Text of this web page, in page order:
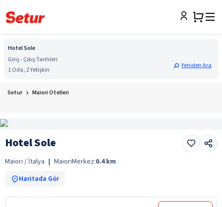
Hotel Sole
Giriş - Çıkış Tarihleri
1 Oda, 2 Yetişkin
Yeniden Ara
Setur Maiori Otelleri
Hotel Sole
Maiori / İtalya | MaioriMerkez:0.4 km
Haritada Gör